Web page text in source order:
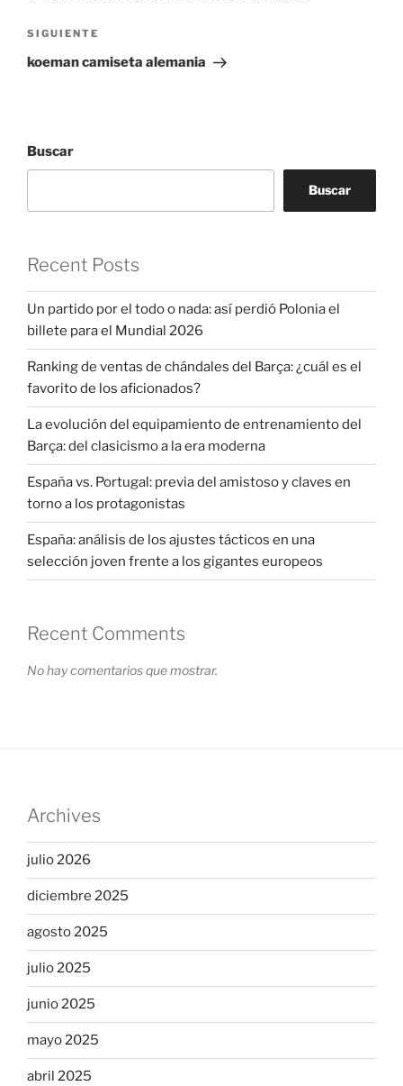
entradas
Siguiente
entrada
SIGUIENTE
koeman camiseta alemania
Buscar
Buscar
Recent Posts
Un partido por el todo o nada: así perdió Polonia el
billete para el Mundial 2026
Ranking de ventas de chándales del Barça: ¿cuál es el
favorito de los aficionados?
La evolución del equipamiento de entrenamiento del
Barça: del clasicismo a la era moderna
España vs. Portugal: previa del amistoso y claves en
torno a los protagonistas
España: análisis de los ajustes tácticos en una
selección joven frente a los gigantes europeos
Recent Comments
No hay comentarios que mostrar.
Archives
julio 2026
diciembre 2025
agosto 2025
julio 2025
junio 2025
mayo 2025
abril 2025